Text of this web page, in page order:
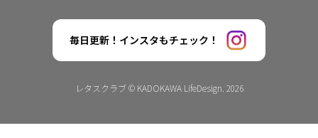
毎日更新！インスタもチェック！
レタスクラブ © KADOKAWA LifeDesign. 2026